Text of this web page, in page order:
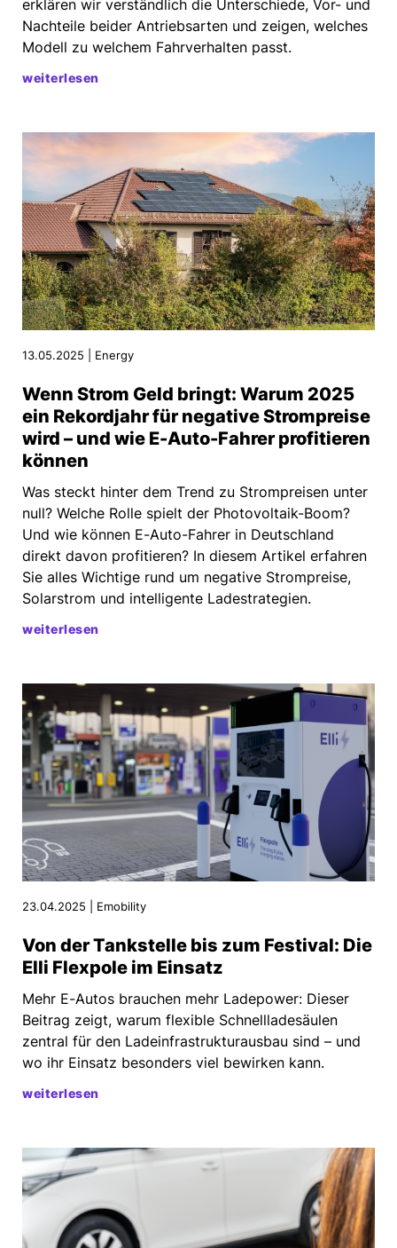
erklären wir verständlich die Unterschiede, Vor- und
Nachteile beider Antriebsarten und zeigen, welches
Modell zu welchem Fahrverhalten passt.
weiterlesen
13.05.2025 | Energy
Wenn Strom Geld bringt: Warum 2025
ein Rekordjahr für negative Strompreise
wird – und wie E-Auto-Fahrer profitieren
können
Was steckt hinter dem Trend zu Strompreisen unter
null? Welche Rolle spielt der Photovoltaik-Boom?
Und wie können E-Auto-Fahrer in Deutschland
direkt davon profitieren? In diesem Artikel erfahren
Sie alles Wichtige rund um negative Strompreise,
Solarstrom und intelligente Ladestrategien.
weiterlesen
23.04.2025 | Emobility
Von der Tankstelle bis zum Festival: Die
Elli Flexpole im Einsatz
Mehr E-Autos brauchen mehr Ladepower: Dieser
Beitrag zeigt, warum flexible Schnellladesäulen
zentral für den Ladeinfrastrukturausbau sind – und
wo ihr Einsatz besonders viel bewirken kann.
weiterlesen